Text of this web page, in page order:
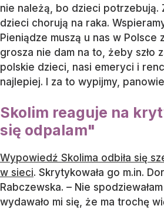
nie należą, bo dzieci potrzebują.
dzieci chorują na raka.
Pieniądze muszą u nas w Polsce
grosza nie dam na to, żeby szło
polskie dzieci, nasi emeryci i
najlepiej. I za to wypijmy,
Skolim reaguje na
się odpalam"
Wypowiedź Skolima odbiła się
w sieci. Skrytykowała go m.in.
Rabczewska. – Nie
wydawało mi się, że ma trochę